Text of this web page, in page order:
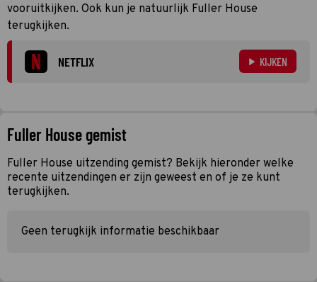
vooruitkijken. Ook kun je natuurlijk Fuller House
terugkijken.
NETFLIX KIJKEN
Fuller House gemist
Fuller House uitzending gemist? Bekijk hieronder welke
recente uitzendingen er zijn geweest en of je ze kunt
terugkijken.
Geen terugkijk informatie beschikbaar